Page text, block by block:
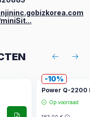
10
Power Q-
Op voorraad